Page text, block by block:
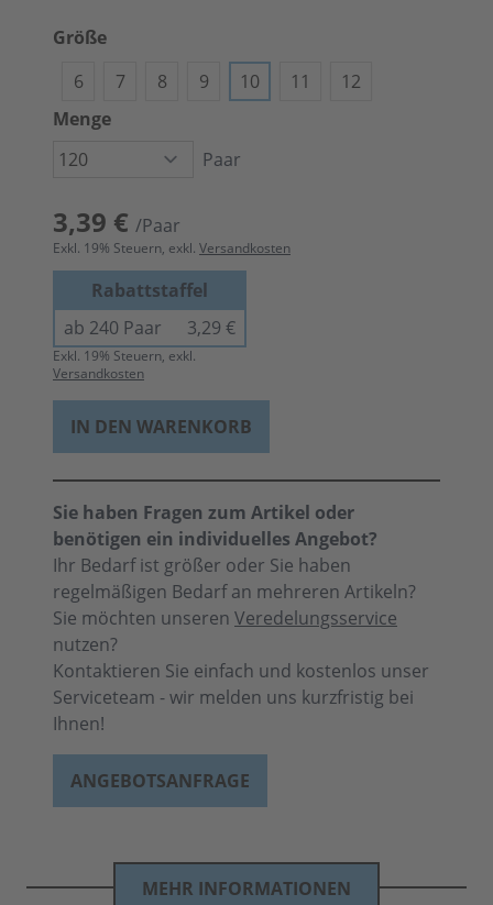
Größe
6
7 8 9 10 11
12
Menge
Paar
3,39 € /Paar
Exkl. 19% Steuern, exkl. Versandkosten
Rabattstaffel
ab 240 Paar
3,29 €
Exkl. 19% Steuern, exkl.
Versandkosten
IN DEN WARENKORB
Sie haben Fragen zum Artikel oder
benötigen ein individuelles Angebot?
Ihr Bedarf ist größer oder Sie haben
regelmäßigen Bedarf an mehreren Artikeln?
Sie möchten unseren Veredelungsservice
nutzen?
Kontaktieren Sie einfach und kostenlos unser
Serviceteam - wir melden uns kurzfristig bei
Ihnen!
ANGEBOTSANFRAGE
MEHR INFORMATIONEN